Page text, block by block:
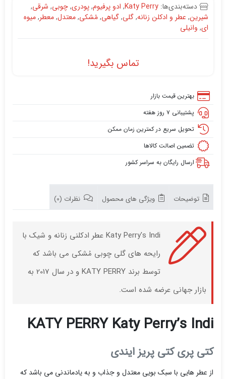
دسته‌بندی‌ها: Katy Perry
, ادو پرفیوم,پودری,چوبی, شرقی,
شیرین, عطر و ادکلن زنانه,گلی,گیاهی,مُشکی,معتدل,معطر,میوه
ای, وانیلی
تماس بگیرید!
بهترین قیمت بازار
پشتیبانی ۷ روز هفته
تحویل سریع در کمترین زمان ممکن
تضمین اصالت کالاها
ارسال رایگان به سراسر کشور
توضیحات ویژگی های محصول نظرات (0)
Katy Perry's Indi عطر ادکلنی زنانه و شیک با
رایحه های گلی چوبی مُشکی می باشد که
توسط برند KATY PERRY و در سال 2017 به
بازار جهانی عرضه شده است.
KATY PERRY Katy Perry’s Indi
کتی پری کتی پریز ایندی
از عطر هایی با سبک بویی معتدل و جذاب و به یادماندنی می باشد که